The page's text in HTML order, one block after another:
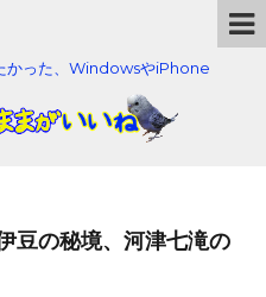
かった、WindowsやiPhone
豆の秘境、河津七滝の